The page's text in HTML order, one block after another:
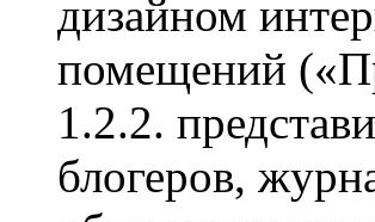
дизайном
помещений
1.2.2.
блогеров,